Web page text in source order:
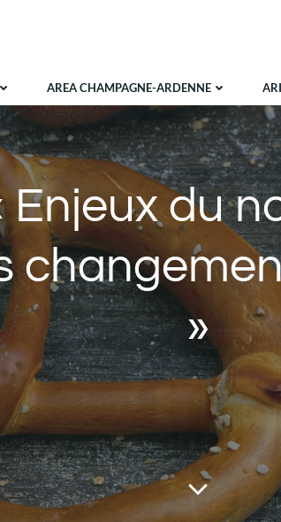
AREA CHAMPAGNE-ARDENNE
Enjeux du
»